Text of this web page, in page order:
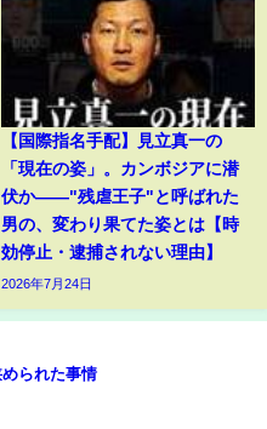
【国際指名手配】見立真一の
「現在の姿」。カンボジアに潜
伏か――"残虐王子"と呼ばれた
男の、変わり果てた姿とは【時
効停止・逮捕されない理由】
2026年7月24日
られた事情